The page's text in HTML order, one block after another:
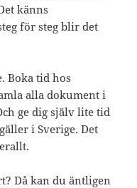
känns
för steg blir det
Boka tid hos
alla dokument i
ge dig själv lite tid
i Sverige. Det
Då kan du äntligen